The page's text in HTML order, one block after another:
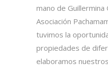
mano de Guillermina
Asociación
tuvimos la
propiedades de
elaboramos